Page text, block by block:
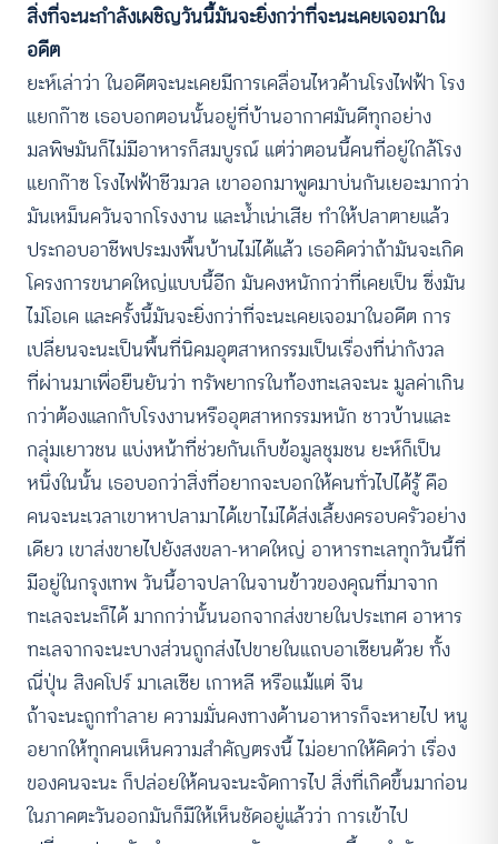
สิ่งที่จะนะกำลังเผชิญวันนี้​​​มันจะยิ่งกว่าที่จะนะเคยเจอมาใน
อดีต
ยะห์เล่าว่า ในอดีตจะนะเคยมีการเคลื่อนไหวค้านโรงไฟฟ้า โรง
แยกก๊าซ ​เธอบอกตอนนั้นอยู่ที่บ้านอากาศมันดีทุกอย่าง
มลพิษมันก็ไม่มีอาหารก็สมบูรณ์ แต่ว่าตอนนี้คนที่อยู่ใกล้โรง
แยกก๊าซ โรงไฟฟ้าชีวมวล เขาออกมาพูดมาบ่นกันเยอะมากว่า
มันเหม็นควันจากโรงงาน และน้ำเน่าเสีย ทำให้ปลาตายแล้ว
ประกอบอาชีพประมงพื้นบ้านไม่ได้แล้ว เธอคิดว่าถ้ามันจะเกิด
โครงการขนาดใหญ่แบบนี้อีก มันคงหนักกว่าที่เคยเป็น ซึ่งมัน
ไม่โอเค และครั้งนี้มันจะยิ่งกว่าที่จะนะเคยเจอมาในอดีต การ
เปลี่ยนจะนะเป็นพื้นที่นิคมอุตสาหกรรมเป็นเรื่องที่น่ากังวล
ที่ผ่านมาเพื่อยืนยันว่า ทรัพยากรในท้องทะเลจะนะ มูลค่าเกิน
กว่าต้องแลกกับโรงงานหรืออุตสาหกรรมหนัก ชาวบ้านและ
กลุ่มเยาวชน แบ่งหน้าที่ช่วยกันเก็บข้อมูลชุมชน ยะห์ก็เป็น
หนึ่งในนั้น เธอบอกว่าสิ่งที่อยากจะบอกให้คนทั่วไปได้รู้ คือ
คนจะนะเวลาเขาหาปลามาได้เขาไม่ได้ส่งเลี้ยงครอบครัวอย่าง
เดียว เขาส่งขายไปยังสงขลา-หาดใหญ่ อาหารทะเลทุกวันนี้ที่
มีอยู่ในกรุงเทพ วันนี้อาจปลาในจานข้าวของคุณที่มาจาก
ทะเลจะนะก็ได้ มากกว่านั้นนอกจากส่งขายในประเทศ อาหาร
ทะเลจากจะนะบางส่วนถูกส่งไปขายในแถบอาเซียนด้วย ทั้ง
ณี่ปุ่น สิงคโปร์ มาเลเซีย เกาหลี หรือแม้แต่ จีน
ถ้าจะนะถูกทำลาย ความมั่นคงทางด้านอาหารก็จะหายไป หนู
อยากให้ทุกคนเห็นความสำคัญตรงนี้ ไม่อยากให้คิดว่า เรื่อง
ของคนจะนะ ก็ปล่อยให้คนจะนะจัดการไป สิ่งที่เกิดขึ้นมาก่อน
ในภาคตะวันออกมันก็มีให้เห็นชัดอยู่แล้วว่า การเข้าไป